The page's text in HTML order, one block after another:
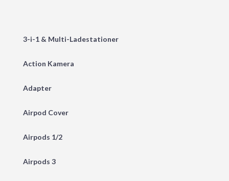
3-i-1 & Multi-Ladestationer
Action Kamera
Adapter
Airpod Cover
Airpods 1/2
Airpods 3